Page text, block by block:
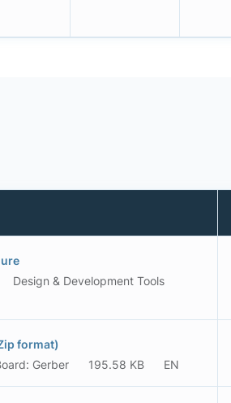
Design & Development Tools
format)
Gerber 195.58 KB EN